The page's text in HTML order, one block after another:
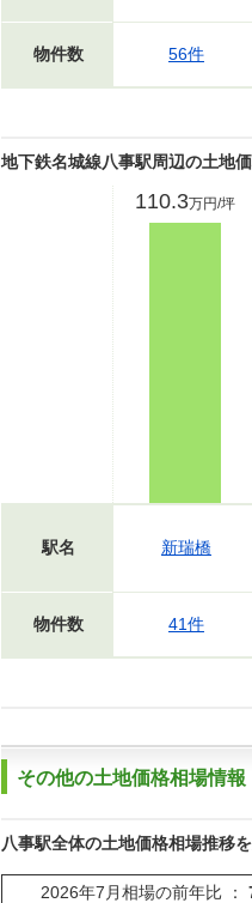
物件数 56件
地下鉄名城線八事駅周辺の土地
駅名
物件数
110.3万円/坪
新瑞橋
41件
その他の土地価格相場情報
八事駅全体の土地価格相場推移
2026年7月相場の前年比 ：